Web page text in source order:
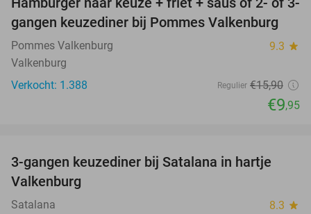
37%
gangen keuzediner bij Pommes Valkenburg
Pommes Valkenburg 9.3 star
Valkenburg
Verkocht: 1.388
Regulier €15,90
€9,95
40%
3-gangen keuzediner bij Satalana in hartje
Valkenburg
Satalana 8.3 star